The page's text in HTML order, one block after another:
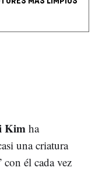
Kimha
una criatura
con él cada vez